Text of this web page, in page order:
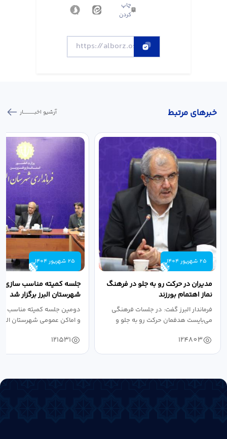
چاپ
کردن
خبر‌های مرتبط آرشیو اخبـــــــــــار
25 شهریور 1404
مدیران در حرکت رو به جلو در فرهنگ
نماز اهتمام بورزند
فرماندار البرز گفت: در جلسات فرهنگی
می‌بایست هدفمان حرکت رو به جلو و
124803
25 شهریور 1404
جلسه کمیته مناسب سازی
شهرستان البرز برگزار شد
دومین جلسه کمیته مناسب
و اماکن عمومی شهرستان
121531